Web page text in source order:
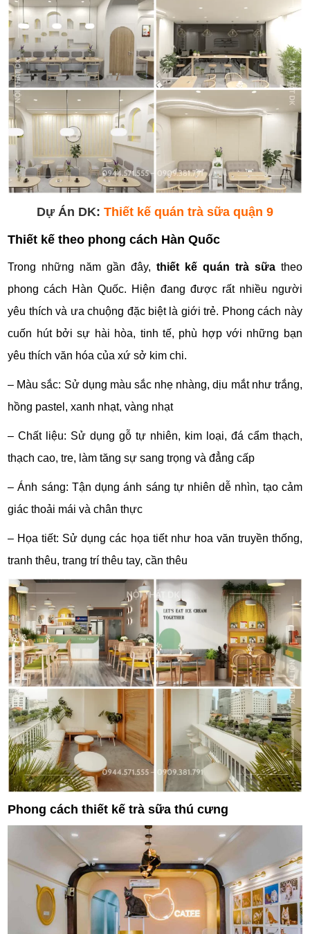
Dự Án DK: Thiết kế quán trà sữa quận 9
Thiết kế theo phong cách Hàn Quốc
Trong những năm gần đây, thiết kế quán trà sữa theo
phong cách Hàn Quốc. Hiện đang được rất nhiều người
yêu thích và ưa chuộng đặc biệt là giới trẻ. Phong cách này
cuốn hút bởi sự hài hòa, tinh tế, phù hợp với những bạn
yêu thích văn hóa của xứ sở kim chi.
– Màu sắc: Sử dụng màu sắc nhẹ nhàng, dịu mắt như trắng,
hồng pastel, xanh nhạt, vàng nhạt
– Chất liệu: Sử dụng gỗ tự nhiên, kim loại, đá cẩm thạch,
thạch cao, tre, làm tăng sự sang trọng và đẳng cấp
– Ánh sáng: Tận dụng ánh sáng tự nhiên dễ nhìn, tạo cảm
giác thoải mái và chân thực
– Họa tiết: Sử dụng các họa tiết như hoa văn truyền thống,
tranh thêu, trang trí thêu tay, cần thêu
Phong cách thiết kế trà sữa thú cưng